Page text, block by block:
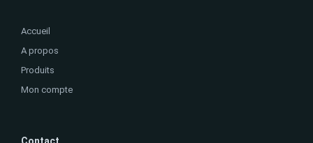
Accueil
A propos
Produits
Mon compte
Contact